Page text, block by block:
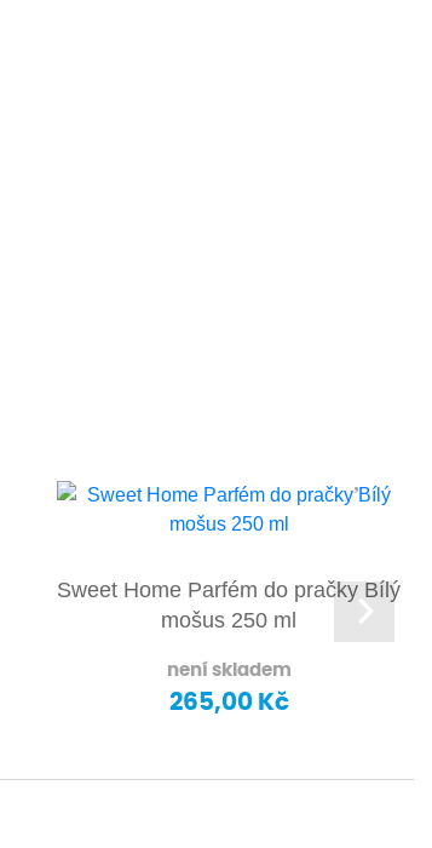
Sweet Home Parfém do pračky Bílý
mošus 250 ml
není skladem
265,00 Kč